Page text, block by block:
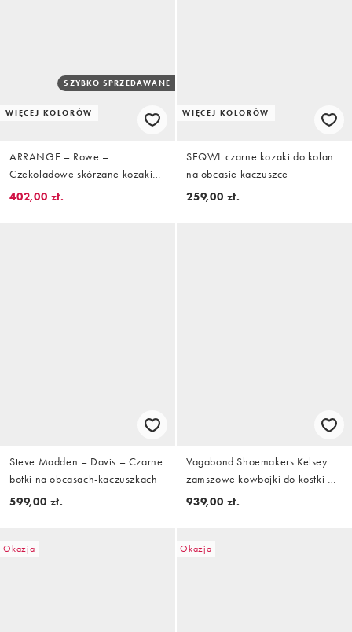
WIĘCEJ KOLORÓW
SZYBKO SPRZEDAWANE
ARRANGE – Rowe –
Czekoladowe skórzane kozaki
do kolan na obcasie premium
402,00 zł.
WIĘCEJ KOLORÓW
SEQWL czarne kozaki do kolan
na obcasie kaczuszce
259,00 zł.
Steve Madden – Davis – Czarne
botki na obcasach-kaczuszkach
599,00 zł.
Vagabond Shoemakers Kelsey
zamszowe kowbojki do kostki w
brązie
939,00 zł.
Okazja Okazja